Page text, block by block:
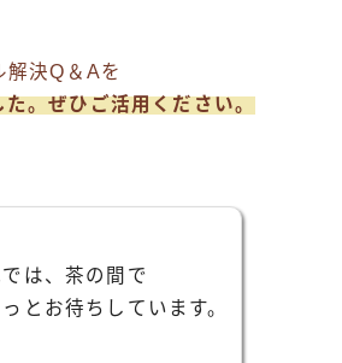
解決Q＆Aを
。ぜひご活用ください。
は、茶の間で
とお待ちしています。